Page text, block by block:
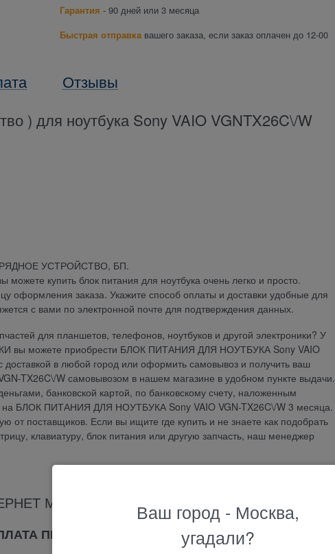
Гарантия - 90 дней или 3 месяца
Быстрая отправкавашего заказа, если заказ оплачен до 12-00
Отзывы
) для ноутбука Sony VAIO VGNTX26C\/W
УСТРОЙСТВО, БП.
купить блок питания для ноутбука очень легко и просто.
оформления заказа. Укажите способ оплаты и доставки удобные для
с вами по электронной почте для подтверждения данных.
для планшетов, телефонов, ноутбуков и другой электроники? У
вы можете приобрести БЛОК ПИТАНИЯ ДЛЯ НОУТБУКА Sony VAIO
доставкой в любой город или оформить самовывоз и получить ваш
TX26C\/W самовывозом в нашем магазине в удобном пункте выдачи.
банковской картой, по банковскому счету, наложенным
на БЛОК ПИТАНИЯ ДЛЯ НОУТБУКА Sony VAIO VGN-TX26C\/W 3 месяца.
поставщиков. Если вы ищите где купить и не знаете как подобрать
клавиатуру, блок питания или другую запчасть, наш менеджер
МАГАЗИНА ТЕРАБАЙТ МАРКЕТ
ПРИ ПОЛУЧЕНИИ
Ваш город - Москва,
угадали?